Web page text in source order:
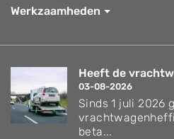
Werkzaamheden
Heeft de
03-08-2026
Sinds 1 juli 2026
beta...